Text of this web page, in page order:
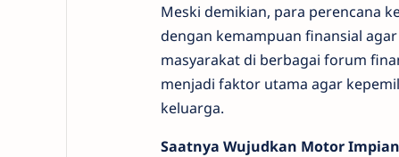
Meski demikian, para perencana
dengan kemampuan finansial
masyarakat di berbagai forum
menjadi faktor utama agar
keluarga.
Saatnya Wujudkan Motor Impian